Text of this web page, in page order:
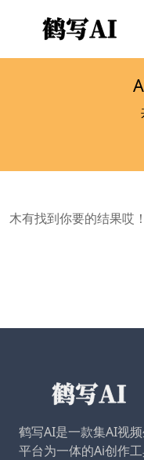
木有找到你要的结果哎！
鹤写AI是一款集AI视
平台为一体的Ai创作